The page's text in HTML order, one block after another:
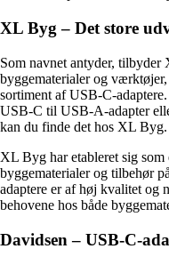
XL Byg – Det store
Som navnet antyder,
byggematerialer og
sortiment af USB-C-
USB-C til USB-A-adapter
kan du finde det hos XL Byg.
XL Byg har etableret sig
byggematerialer og tilbehør
adaptere er af høj kvalitet og
behovene hos både
Davidsen – USB-C-